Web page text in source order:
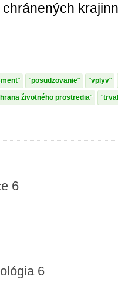
posudzovanie vplyv
životného prostredia
6
6